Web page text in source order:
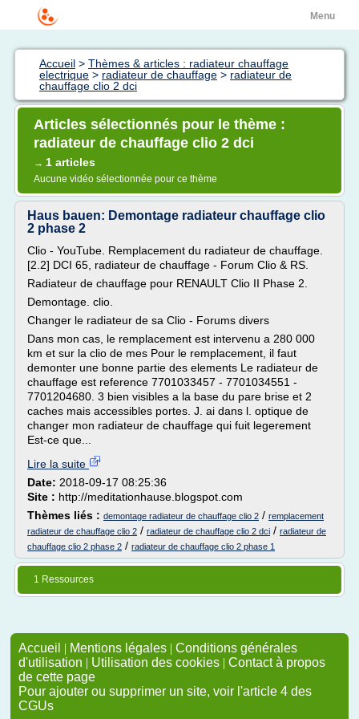
Menu
Accueil > Thèmes & articles : radiateur chauffage
electrique > radiateur de chauffage > radiateur de
chauffage clio 2 dci
Articles sélectionnés pour le thème :
radiateur de chauffage clio 2 dci
→ 1 articles
Aucune vidéo sélectionnée pour ce thème
Haus bauen: Demontage radiateur chauffage clio
2 phase 2
Clio - YouTube. Remplacement du radiateur de chauffage.
[2.2] DCI 65, radiateur de chauffage - Forum Clio & RS.
Radiateur de chauffage pour RENAULT Clio II Phase 2.
Demontage. clio.
Changer le radiateur de sa Clio - Forums divers
Dans mon cas, le remplacement est intervenu a 280 000
km et sur la clio de mes Pour le remplacement, il faut
demonter une bonne partie des elements Le radiateur de
chauffage est reference 7701033457 - 7701034551 -
7701204680. 3 bien visibles a la base du pare brise et 2
caches mais accessibles portes. J. ai dans l. optique de
changer mon radiateur de chauffage qui fuit legerement
Est-ce que...
Lire la suite
Date: 2018-09-17 08:25:36
Site : http://meditationhause.blogspot.com
Thèmes liés : demontage radiateur de chauffage clio 2 / remplacement
radiateur de chauffage clio 2 / radiateur de chauffage clio 2 dci / radiateur de
chauffage clio 2 phase 2 / radiateur de chauffage clio 2 phase 1
1 Ressources
Accueil | Mentions légales | Conditions générales
d'utilisation | Utilisation des cookies | Contact à propos
de cette page
Pour ajouter ou supprimer un site, voir l'article 4 des
CGUs